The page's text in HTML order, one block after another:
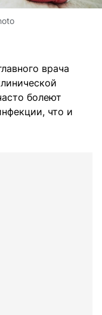
врача
болеют
что и